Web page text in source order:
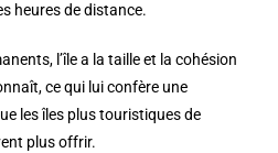
heures de distance.
l’île a la taille et la cohésion
ce qui lui confère une
les îles plus touristiques de
plus offrir.